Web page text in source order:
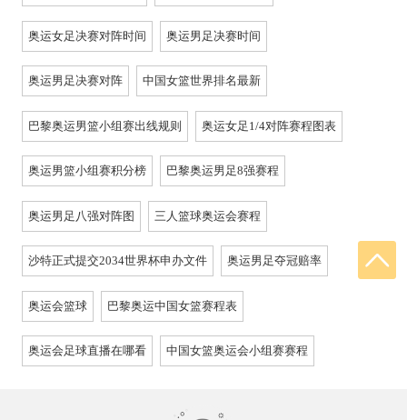
奥运女足决赛对阵时间 奥运男足决赛时间
奥运男足决赛对阵 中国女篮世界排名最新
巴黎奥运男篮小组赛出线规则 奥运女足1/4对阵赛程图表
奥运男篮小组赛积分榜 巴黎奥运男足8强赛程
奥运男足八强对阵图 三人篮球奥运会赛程
沙特正式提交2034世界杯申办文件 奥运男足夺冠赔率
奥运会篮球 巴黎奥运中国女篮赛程表
奥运会足球直播在哪看 中国女篮奥运会小组赛赛程